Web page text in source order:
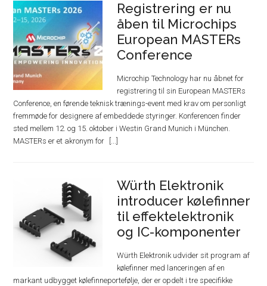
Registrering er nu
åben til Microchips
European MASTERs
Conference
Microchip Technology har nu åbnet for
registrering til sin European MASTERs
Conference, en førende teknisk trænings-event med krav om personligt
fremmøde for designere af embeddede styringer. Konferencen finder
sted mellem 12. og 15. oktober i Westin Grand Munich i München.
MASTERs er et akronym for
Würth Elektronik
introducer kølefinner
til effektelektronik
og IC-komponenter
Würth Elektronik udvider sit program af
kølefinner med lanceringen af en
markant udbygget kølefinneportefølje, der er opdelt i tre specifikke